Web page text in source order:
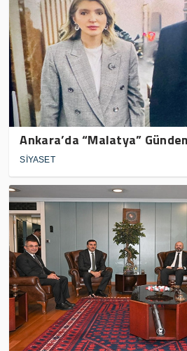
Ankara’da “Malatya”
SİYASET